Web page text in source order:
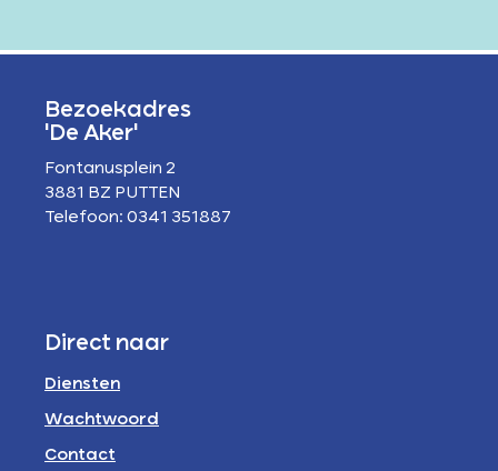
Bezoekadres
'De Aker'
Fontanusplein 2
3881 BZ PUTTEN
Telefoon: 0341 351887
Direct naar
Diensten
Wachtwoord
Contact